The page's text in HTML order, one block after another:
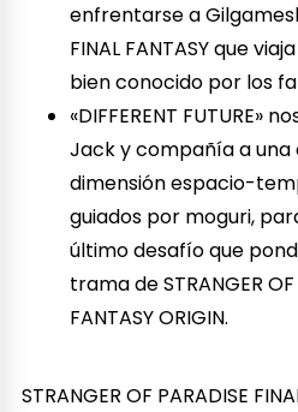
enfrentarse a
FINAL FANTASY que
bien conocido por los
«DIFFERENT FUTURE»
Jack y compañía a una
dimensión espacio-
guiados por moguri,
último desafío que
trama de STRANGER OF
FANTASY ORIGIN.
STRANGER OF PARADISE